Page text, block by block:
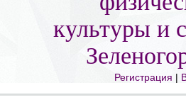
культуры и
Регистрация |